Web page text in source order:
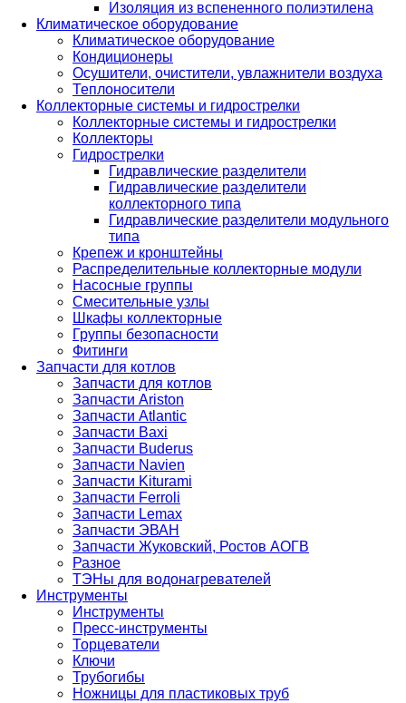
Изоляция из вспененного полиэтилена
Климатическое оборудование
Климатическое оборудование
Кондиционеры
Осушители, очистители, увлажнители воздуха
Теплоносители
Коллекторные системы и гидрострелки
Коллекторные системы и гидрострелки
Коллекторы
Гидрострелки
Гидравлические разделители
Гидравлические разделители
коллекторного типа
Гидравлические разделители модульного
типа
Крепеж и кронштейны
Распределительные коллекторные модули
Насосные группы
Смесительные узлы
Шкафы коллекторные
Группы безопасности
Фитинги
Запчасти для котлов
Запчасти для котлов
Запчасти Ariston
Запчасти Atlantic
Запчасти Baxi
Запчасти Buderus
Запчасти Navien
Запчасти Kiturami
Запчасти Ferroli
Запчасти Lemax
Запчасти ЭВАН
Запчасти Жуковский, Ростов АОГВ
Разное
ТЭНы для водонагревателей
Инструменты
Инструменты
Пресс-инструменты
Торцеватели
Ключи
Трубогибы
Ножницы для пластиковых труб